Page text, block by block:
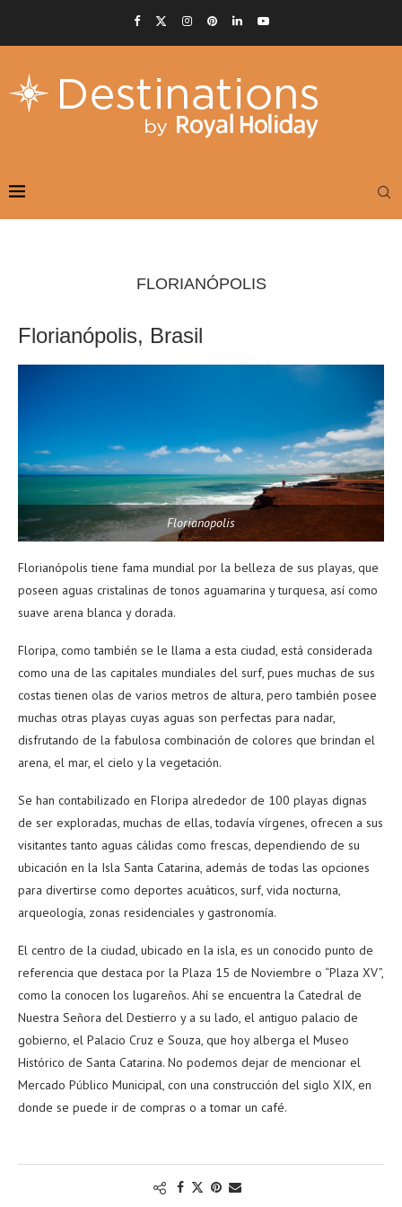
FLORIANÓPOLIS
Florianópolis, Brasil
Florianopolis
Florianópolis tiene fama mundial por la belleza de sus playas, que
poseen aguas cristalinas de tonos aguamarina y turquesa, así como
suave arena blanca y dorada.
Floripa, como también se le llama a esta ciudad, está considerada
como una de las capitales mundiales del surf, pues muchas de sus
costas tienen olas de varios metros de altura, pero también posee
muchas otras playas cuyas aguas son perfectas para nadar,
disfrutando de la fabulosa combinación de colores que brindan el
arena, el mar, el cielo y la vegetación.
Se han contabilizado en Floripa alrededor de 100 playas dignas
de ser exploradas, muchas de ellas, todavía vírgenes, ofrecen a sus
visitantes tanto aguas cálidas como frescas, dependiendo de su
ubicación en la Isla Santa Catarina, además de todas las opciones
para divertirse como deportes acuáticos, surf, vida nocturna,
arqueología, zonas residenciales y gastronomía.
El centro de la ciudad, ubicado en la isla, es un conocido punto de
referencia que destaca por la Plaza 15 de Noviembre o “Plaza XV”,
como la conocen los lugareños. Ahí se encuentra la Catedral de
Nuestra Señora del Destierro y a su lado, el antiguo palacio de
gobierno, el Palacio Cruz e Souza, que hoy alberga el Museo
Histórico de Santa Catarina. No podemos dejar de mencionar el
Mercado Público Municipal, con una construcción del siglo XIX, en
donde se puede ir de compras o a tomar un café.